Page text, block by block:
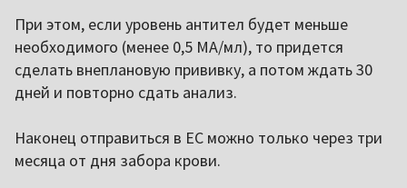
При этом, если уровень антител будет меньше
необходимого (менее 0,5 МА/мл), то придется
сделать внеплановую прививку, а потом ждать 30
дней и повторно сдать анализ.
Наконец отправиться в ЕС можно только через три
месяца от дня забора крови.